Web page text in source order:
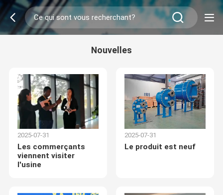
Nouvelles
2025-07-31
Les commerçants
viennent visiter
l'usine
2025-07-31
Le produit est neuf